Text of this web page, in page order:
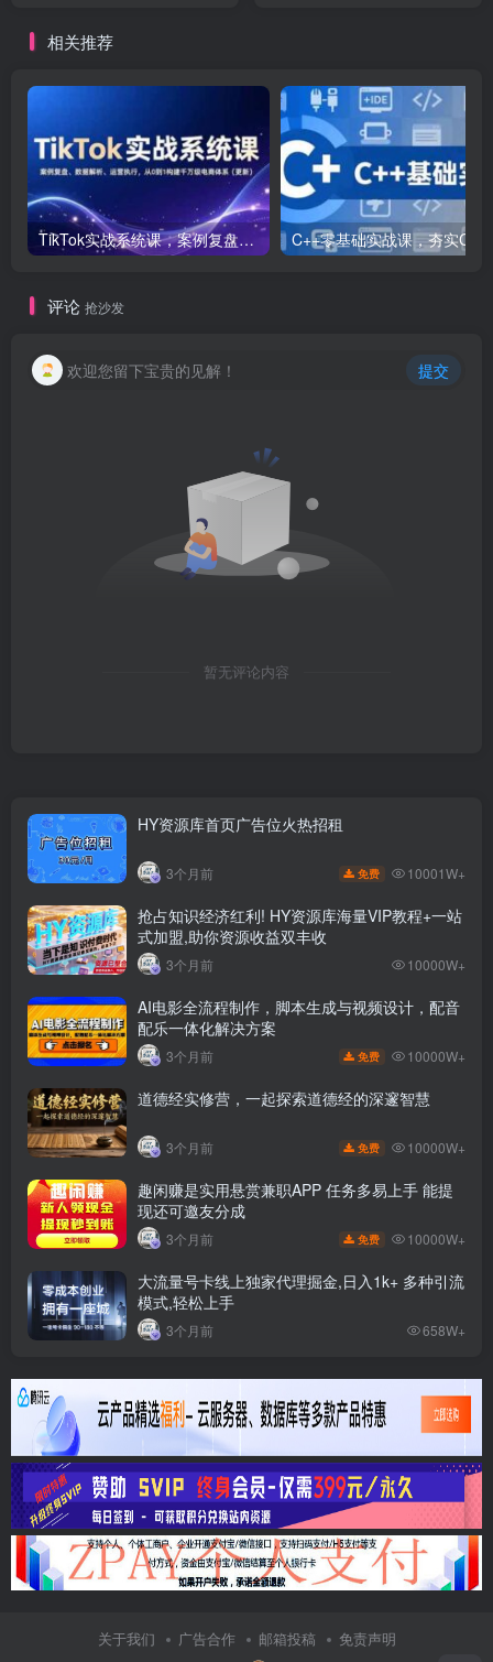
相关推荐
TikTok实战系统课，案例复盘、数据解析、运营执行，从0到1构建千万级电商体系（更新）
评论 抢沙发
欢迎您留下宝贵的见解！ 提交
暂无评论内容
HY资源库首页广告位火热招租
3个月前 免费 10001W+
抢占知识经济红利! HY资源库海量VIP教程+一站
式加盟,助你资源收益双丰收
3个月前 10000W+
AI电影全流程制作，脚本生成与视频设计，配音
配乐一体化解决方案
3个月前 免费 10000W+
道德经实修营，一起探索道德经的深邃智慧
3个月前 免费 10000W+
趣闲赚是实用悬赏兼职APP 任务多易上手 能提
现还可邀友分成
3个月前 免费 10000W+
大流量号卡线上独家代理掘金,日入1k+ 多种引流
模式,轻松上手
3个月前 658W+
关于我们 广告合作 邮箱投稿 免责声明